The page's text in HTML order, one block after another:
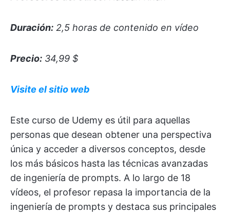
Duración: 2,5 horas de contenido en vídeo
Precio: 34,99 $
Visite el sitio web
Este curso de Udemy es útil para aquellas
personas que desean obtener una perspectiva
única y acceder a diversos conceptos, desde
los más básicos hasta las técnicas avanzadas
de ingeniería de prompts. A lo largo de 18
vídeos, el profesor repasa la importancia de la
ingeniería de prompts y destaca sus principales